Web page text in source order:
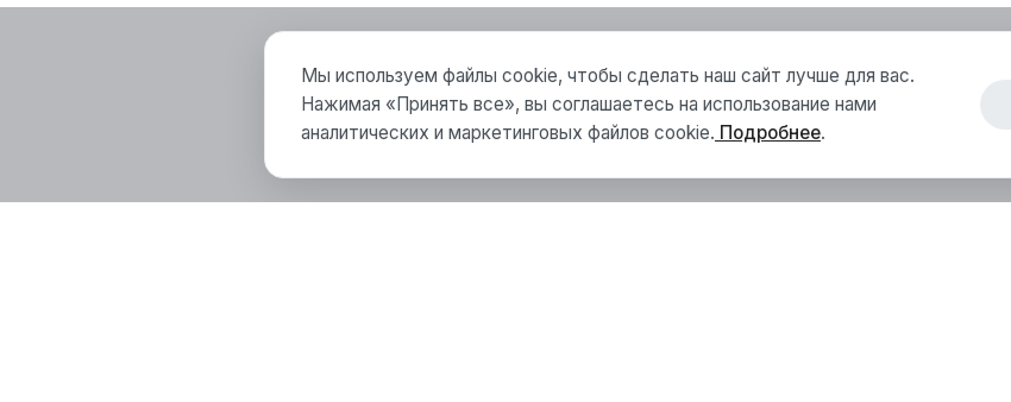
Мы используем файлы cookie, чтобы сделать наш сайт лучше для вас.
Нажимая «Принять все», вы соглашаетесь на использование нами
аналитических и маркетинговых файлов cookie. Подробнее.